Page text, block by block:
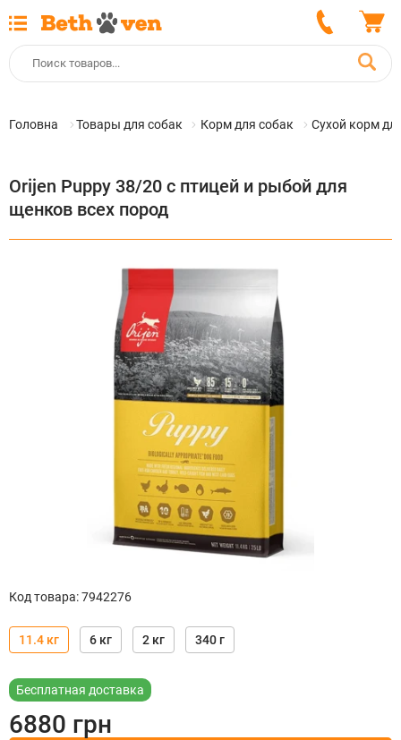
Головна Товары для собак Корм для собак Сухой корм
Orijen Puppy 38/20 с птицей и рыбой для
щенков всех пород
Код товара:7942276
11.4 кг 6 кг 2 кг 340 г
Бесплатная доставка
6880 грн